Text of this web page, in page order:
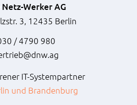
Netz-Werker AG
3, 12435 Berlin
/ 4790 980
IT-Systempartner
und Brandenburg